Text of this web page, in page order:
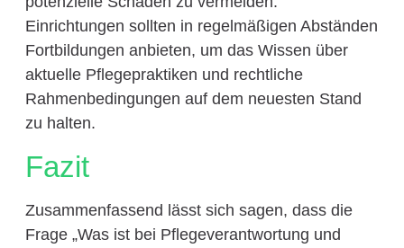
Einrichtungen sollten in regelmäßigen Abständen
Fortbildungen anbieten, um das Wissen über
aktuelle Pflegepraktiken und rechtliche
Rahmenbedingungen auf dem neuesten Stand
zu halten.
Fazit
Zusammenfassend lässt sich sagen, dass die
Frage „Was ist bei Pflegeverantwortung und